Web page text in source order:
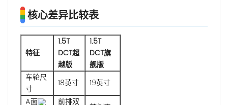
核心差异比较表
特征
1.5T
DCT超
越版
1.5T
DCT旗
舰版
车轮尺
寸
18英寸
19英寸
A面
前排双